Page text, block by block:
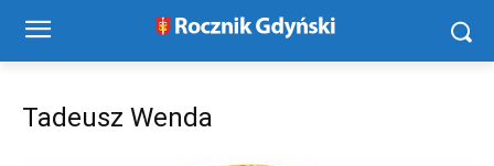
Tadeusz Wenda